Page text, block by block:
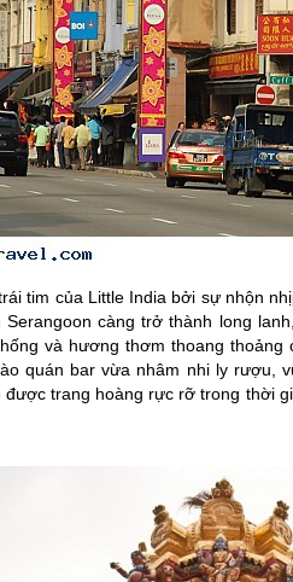
tim của Little India bởi sự nhộn
càng trở thành long
và hương thơm thoang
quán bar vừa nhâm nhi ly rượu,
trang hoàng rực rỡ trong thời